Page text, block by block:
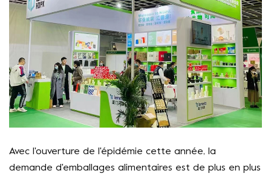
Avec l'ouverture de l'épidémie cette année, la
demande d'emballages alimentaires est de plus en plus